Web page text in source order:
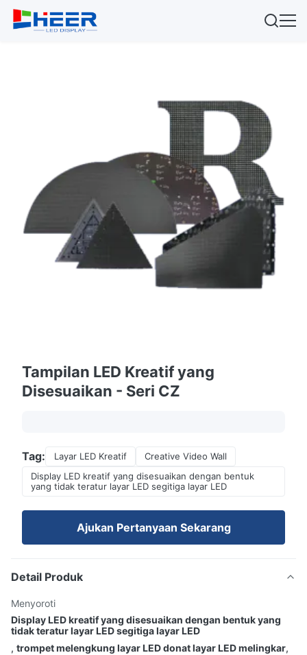
Tampilan LED Kreatif yang
Disesuaikan - Seri CZ
Tag: Layar LED Kreatif
Creative Video Wall
Display LED kreatif yang disesuaikan dengan bentuk
yang tidak teratur layar LED segitiga layar LED
Ajukan Pertanyaan Sekarang
Detail Produk
Menyoroti
Display LED kreatif yang disesuaikan dengan bentuk yang
tidak teratur layar LED segitiga layar LED
, trompet melengkung layar LED donat layar LED melingkar,